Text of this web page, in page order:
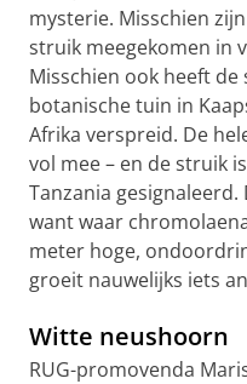
mysterie. Misschien
struik meegekomen in
Misschien ook heeft
botanische tuin in
Afrika verspreid. De
vol mee – en de struik
Tanzania gesignaleerd.
want waar
meter hoge,
groeit nauwelijks iets
Witte neushoorn
RUG-promovenda